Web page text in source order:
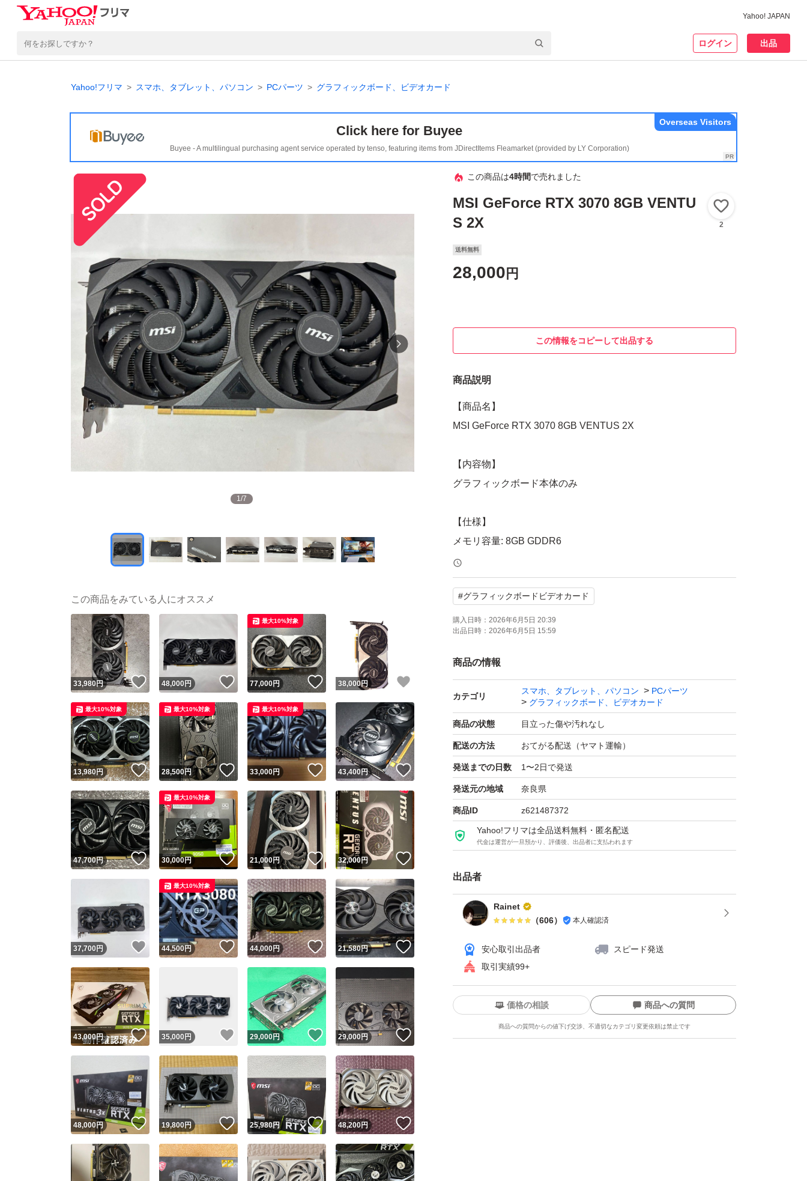
Yahoo! JAPAN
ログイン 出品
Yahoo!フリマ スマホ、タブレット、パソコン PCパーツ グラフィックボード、ビデオカード
Click here for Buyee
Buyee - A multilingual purchasing agent service operated by tenso, featuring items from JDirectItems Fleamarket (provided by LY Corporation)
Overseas Visitors
1/7
この商品は4時間で売れました
MSI GeForce RTX 3070 8GB VENTU
S 2X
2
送料無料
28,000 円
この情報をコピーして出品する
商品説明
【商品名】
MSI GeForce RTX 3070 8GB VENTUS 2X
【内容物】
グラフィックボード本体のみ
【仕様】
メモリ容量: 8GB GDDR6
出力端子: DisplayPort 1.4a ×3、HDMI 2.1 ×1
補助電源: 8ピン ×2
【状態・使用環境】
コンディション: 特に目立つ傷や汚れはありませんが、中古品のた
め多少の使用感がございます。
出力チェック: DisplayPort、HDMIからの映像出力を確認済みで
す。
※FF14ベンチマークの結果は私のPC環境での数値のため、お使
いの構成により前後いたします。
管理番号: G-1633
#グラフィックボードビデオカード
購入日時： 2026年6月5日 20:39
出品日時： 2026年6月5日 15:59
商品の情報
カテゴリ
スマホ、タブレット、パソコン
PCパーツ
グラフィックボード、ビデオカード
商品の状態 目立った傷や汚れなし
配送の方法 おてがる配送（ヤマト運輸）
発送までの日数 1〜2日で発送
発送元の地域 奈良県
商品ID z621487372
Yahoo!フリマは全品送料無料・匿名配送
代金は運営が一旦預かり、評価後、出品者に支払われます
出品者
Rainet
（606） 本人確認済
安心取引出品者
スピード発送
取引実績99+
価格の相談 商品への質問
商品への質問からの値下げ交渉、不適切なカテゴリ変更依頼は禁止です
この商品をみている人にオススメ
33,980円 いいね！
48,000円 いいね！
77,000円 いいね！
最大10%対象
38,000円
13,980円 いいね！
最大10%対象
28,500円 いいね！
最大10%対象
33,000円 いいね！
最大10%対象
43,400円 いいね！
47,700円 いいね！
30,000円 いいね！
最大10%対象
21,000円 いいね！
32,000円 いいね！
37,700 円 いいね！
44,500円 いいね！
最大10%対象
44,000円 いいね！
21,580円 いいね！
43,000円 いいね！
35,000 円 いいね！
29,000円 いいね！
29,000円
48,000円 いいね！
19,800円 いいね！
25,980円 いいね！
48,200円 いいね！